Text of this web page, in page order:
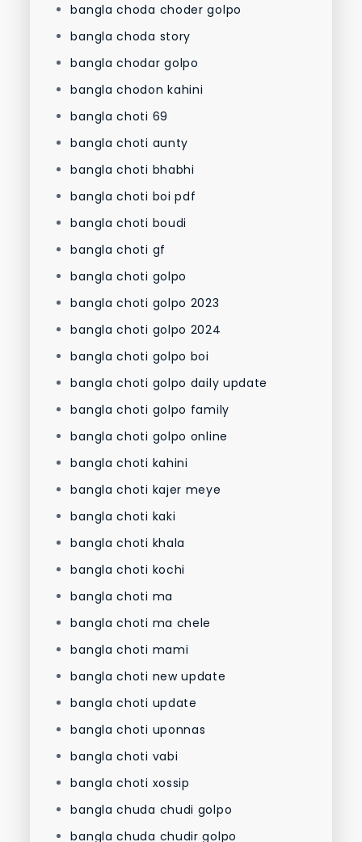
bangla choda choder golpo
bangla choda story
bangla chodar golpo
bangla chodon kahini
bangla choti 69
bangla choti aunty
bangla choti bhabhi
bangla choti boi pdf
bangla choti boudi
bangla choti gf
bangla choti golpo
bangla choti golpo 2023
bangla choti golpo 2024
bangla choti golpo boi
bangla choti golpo daily update
bangla choti golpo family
bangla choti golpo online
bangla choti kahini
bangla choti kajer meye
bangla choti kaki
bangla choti khala
bangla choti kochi
bangla choti ma
bangla choti ma chele
bangla choti mami
bangla choti new update
bangla choti update
bangla choti uponnas
bangla choti vabi
bangla choti xossip
bangla chuda chudi golpo
bangla chuda chudir golpo